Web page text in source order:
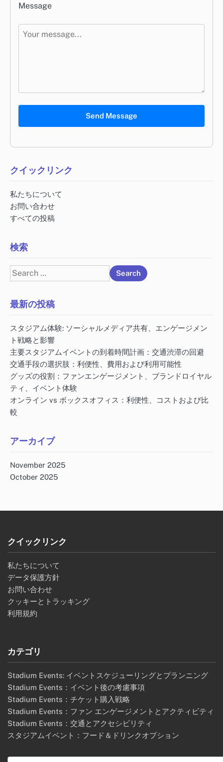
Message
Send Message
クイックリンク
私たちについて
お問い合わせ
すべての投稿
検索
Search
for:
最新の投稿
スタジアム体験: ソーシャルメディア共有、エンゲージメン
ト戦略と影響
主要スタジアムイベントの到着時間計画：交通渋滞の回避
交通手段の選択肢：利便性、費用および利用可能性
グッズの役割：ファンエンゲージメント、ブランドロイヤル
ティ、イベント体験
オンライン vs ボックスオフィス：利便性、コストおよび比
較
アーカイブ
November 2025
October 2025
クイックリンク
私たちについて
データ保護方針
お問い合わせ
クッキーとトラッキング
利用規約
カテゴリ
Stadium Events: イベントスケジューリングとプランニング
Stadium Events：イベント後の考慮事項
Stadium Events：チケット購入戦略
Stadium Events：ファン エンゲージメントとアクティビティ
Stadium Events：交通とアクセシビリティ
スタジアムイベント：フード＆ドリンクオプション